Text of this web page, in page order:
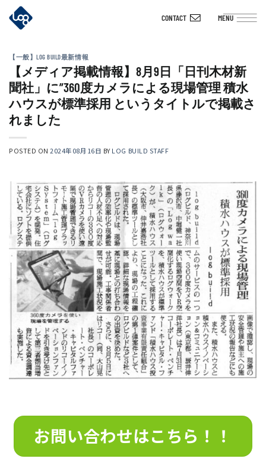
Skip
CONTACT MENU
【一般】LOG BUILD最新情報
【メディア掲載情報】8月9日「日刊木材新
聞社」に”360度カメラによる現場管理 積水
ハウスが標準採用 というタイトルで掲載さ
れました
POSTED ON2024年08月16日 BY LOG BUILD STAFF
お問い合わせはこちら！！